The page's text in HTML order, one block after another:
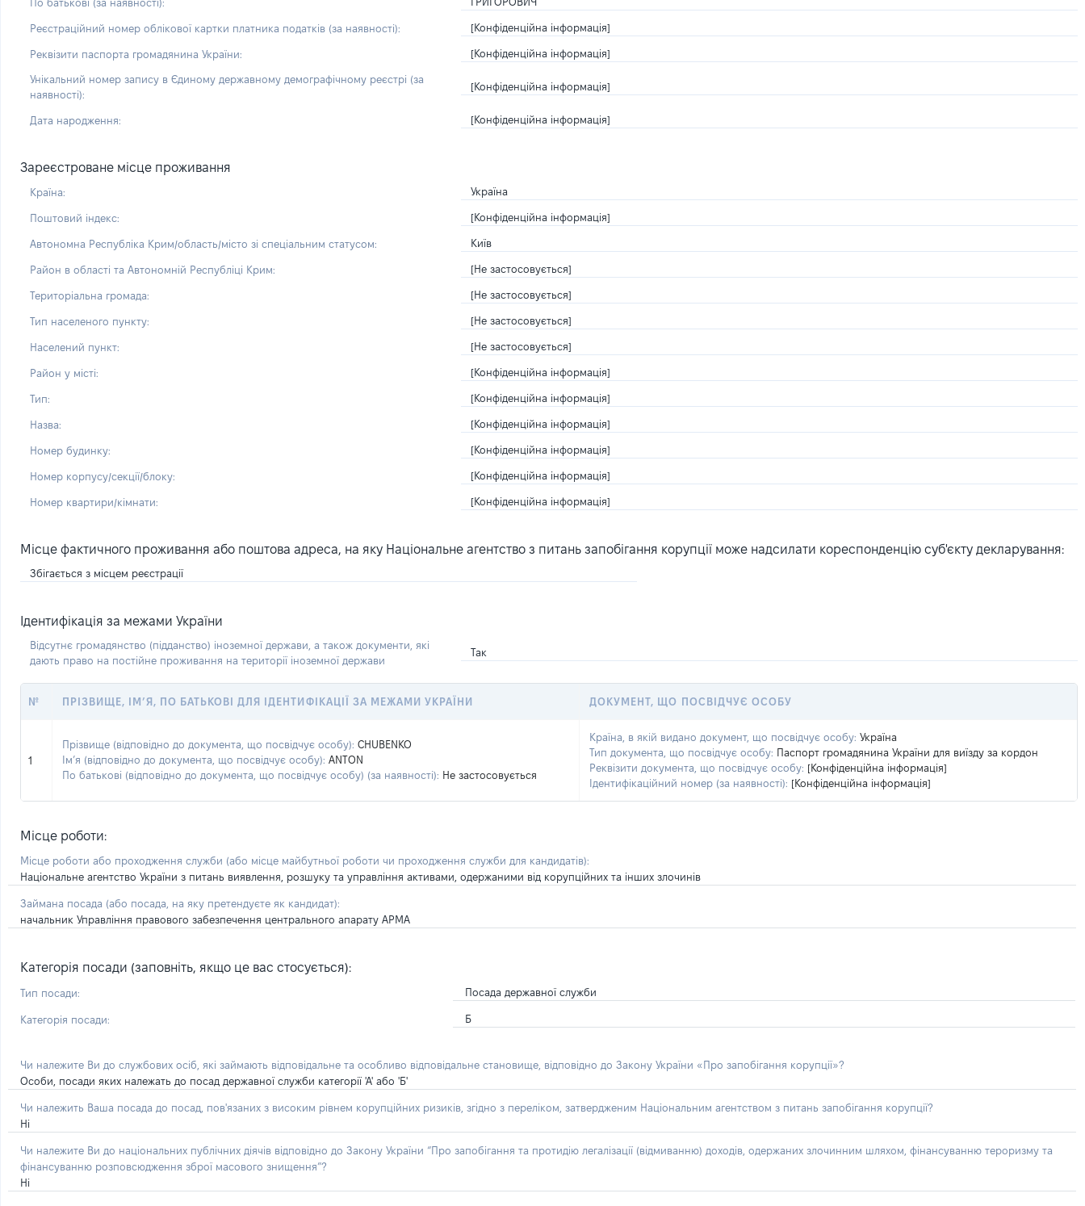
Реєстраційний номер облікової картки платника податків (за наявності): [Конфіденційна інформація]
Реквізити паспорта громадянина України: [Конфіденційна інформація]
Унікальний номер запису в Єдиному державному демографічному реєстрі (за
наявності):
[Конфіденційна інформація]
Дата народження: [Конфіденційна інформація]
Зареєстроване місце проживання
Країна: Україна
Поштовий індекс: [Конфіденційна інформація]
Автономна Республіка Крим/область/місто зі спеціальним статусом: Київ
Район в області та Автономній Республіці Крим: [Не застосовується]
Територіальна громада: [Не застосовується]
Тип населеного пункту: [Не застосовується]
Населений пункт: [Не застосовується]
Район у місті: [Конфіденційна інформація]
Тип: [Конфіденційна інформація]
Назва: [Конфіденційна інформація]
Номер будинку: [Конфіденційна інформація]
Номер корпусу/секції/блоку: [Конфіденційна інформація]
Номер квартири/кімнати: [Конфіденційна інформація]
Місце фактичного проживання або поштова адреса, на яку Національне агентство з питань запобігання корупції може надсилати кореспонденцію суб'єкту декларування:
Збігається з місцем реєстрації
Ідентифікація за межами України
Відсутнє громадянство (підданство) іноземної держави, а також документи, які
дають право на постійне проживання на території іноземної держави
Так
№ ПРІЗВИЩЕ, ІМ’Я, ПО БАТЬКОВІ ДЛЯ ІДЕНТИФІКАЦІЇ ЗА МЕЖАМИ УКРАЇНИ ДОКУМЕНТ, ЩО ПОСВІДЧУЄ ОСОБУ
1
Прізвище (відповідно до документа, що посвідчує особу): CHUBENKO
Ім’я (відповідно до документа, що посвідчує особу): ANTON
По батькові (відповідно до документа, що посвідчує особу) (за наявності): Не застосовується
Країна, в якій видано документ, що посвідчує особу: Україна
Тип документа, що посвідчує особу: Паспорт громадянина України для виїзду за кордон
Реквізити документа, що посвідчує особу: [Конфіденційна інформація]
Ідентифікаційний номер (за наявності): [Конфіденційна інформація]
Місце роботи:
Місце роботи або проходження служби (або місце майбутньої роботи чи проходження служби для кандидатів):
Національне агентство України з питань виявлення, розшуку та управління активами, одержаними від корупційних та інших злочинів
Займана посада (або посада, на яку претендуєте як кандидат):
начальник Управління правового забезпечення центрального апарату АРМА
Категорія посади (заповніть, якщо це вас стосується):
Тип посади: Посада державної служби
Категорія посади: Б
Чи належите Ви до службових осіб, які займають відповідальне та особливо відповідальне становище, відповідно до Закону України «Про запобігання корупції»?
Особи, посади яких належать до посад державної служби категорії 'А' або 'Б'
Чи належить Ваша посада до посад, пов'язаних з високим рівнем корупційних ризиків, згідно з переліком, затвердженим Національним агентством з питань запобігання корупції?
Ні
Чи належите Ви до національних публічних діячів відповідно до Закону України “Про запобігання та протидію легалізації (відмиванню) доходів, одержаних злочинним шляхом, фінансуванню тероризму та
фінансуванню розповсюдження зброї масового знищення”?
Ні